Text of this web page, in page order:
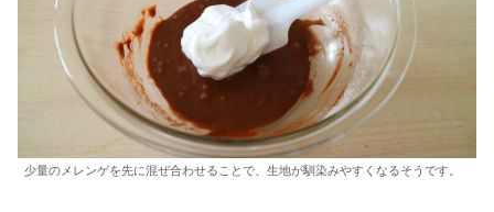
少量のメレンゲを先に混ぜ合わせることで、生地が馴染みやすくなるそうです。